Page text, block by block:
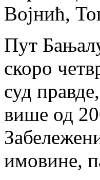
Војнић,
Пут
скоро
суд
више од
имовине,